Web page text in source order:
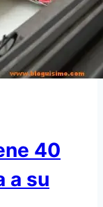
40
a su